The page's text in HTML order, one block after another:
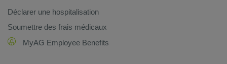
Déclarer une hospitalisation
Soumettre des frais médicaux
MyAG Employee Benefits